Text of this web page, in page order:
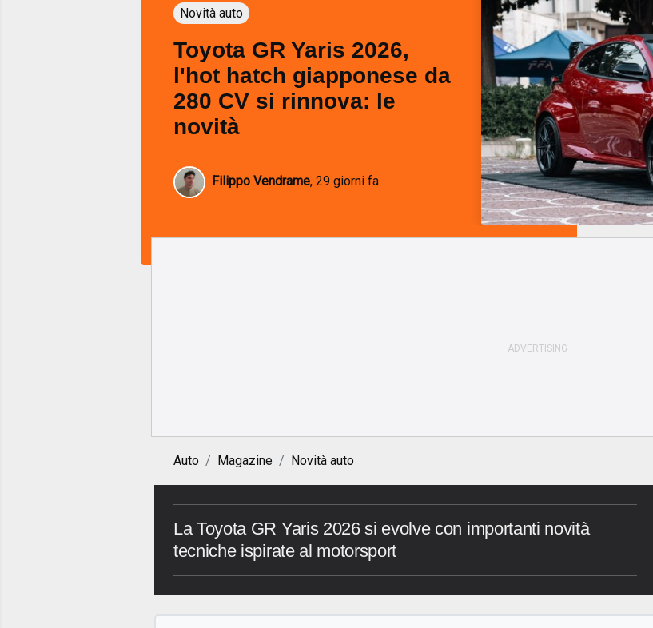
Novità auto
Toyota GR Yaris 2026,
l'hot hatch giapponese da
280 CV si rinnova: le
novità
Filippo Vendrame, 29 giorni fa
Auto Magazine Novità auto
La Toyota GR Yaris 2026 si evolve con importanti novità
tecniche ispirate al motorsport